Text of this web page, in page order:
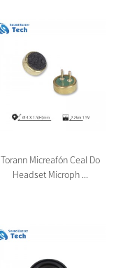
Torann Micreafón Ceal Do
Headset Microph ...